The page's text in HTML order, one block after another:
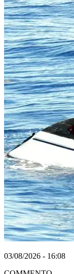
03/08/2026 - 16:08